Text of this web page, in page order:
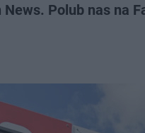
News. Polub nas na